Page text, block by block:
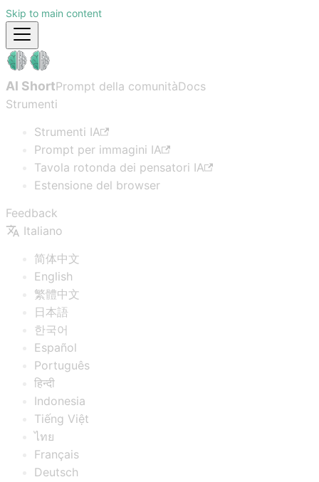
Skip to main content
AI ShortPrompt della comunitàDocs
Strumenti
Strumenti IA
Prompt per immagini IA
Tavola rotonda dei pensatori IA
Estensione del browser
Feedback
Italiano
简体中文
English
繁體中文
日本語
한국어
Español
Português
हिन्दी
Indonesia
Tiếng Việt
ไทย
Français
Deutsch